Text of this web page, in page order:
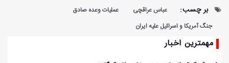
بر چسب: عباس عراقچی
عملیات وعده صادق
جنگ آمریکا و اسرائیل علیه ایران
مهمترین اخبار